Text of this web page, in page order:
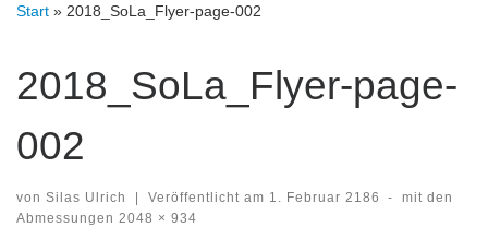
Start » 2018_SoLa_Flyer-page-002
2018_SoLa_Flyer-page-
002
von Silas Ulrich Veröffentlicht am 1. Februar 2186 -
mit den
Abmessungen 2048 × 934